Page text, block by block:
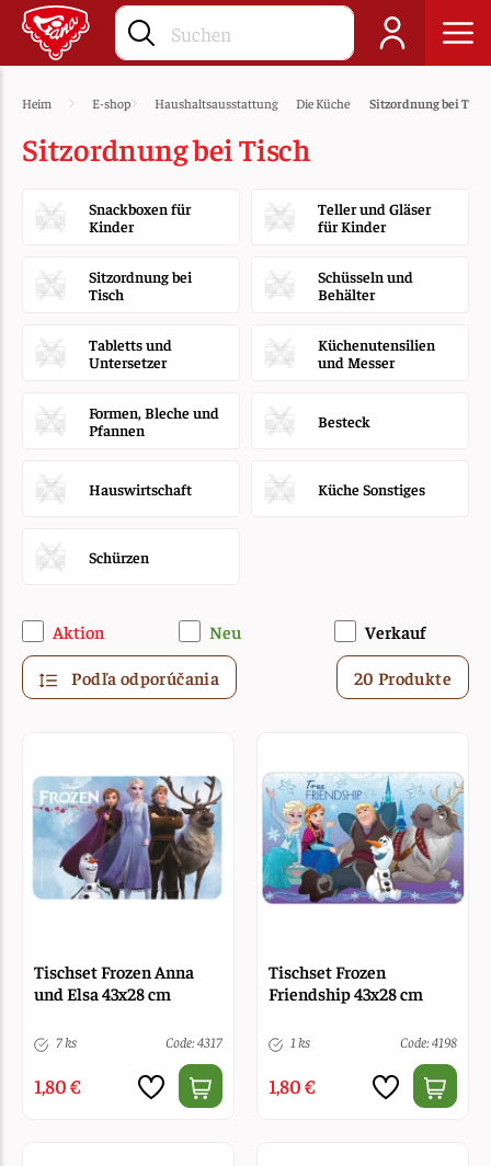
Heim E-shop Haushaltsausstattung Die Küche Sitzordnung bei
Sitzordnung bei Tisch
Snackboxen für
Kinder
Teller und Gläser
für Kinder
Sitzordnung bei
Tisch
Schüsseln und
Behälter
Tabletts und
Untersetzer
Küchenutensilien
und Messer
Formen, Bleche und
Pfannen
Besteck
Hauswirtschaft Küche Sonstiges
Schürzen
Aktion Neu Verkauf
Podľa odporúčania 20 Produkte
Tischset Frozen Anna
und Elsa 43x28 cm
7 ks Code: 4317
1,80 €
Tischset Frozen
Friendship 43x28 cm
1 ks Code: 4198
1,80 €